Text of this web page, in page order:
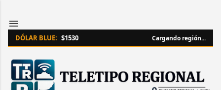
DÓLAR BLUE: $1530 Cargando región...